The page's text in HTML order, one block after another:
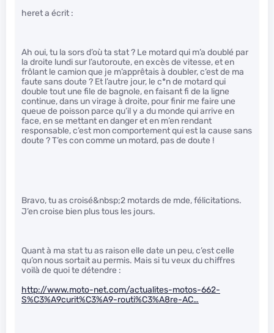
heret a écrit :
Ah oui, tu la sors d’où ta stat ? Le motard qui m’a doublé par
la droite lundi sur l’autoroute, en excès de vitesse, et en
frôlant le camion que je m’apprêtais à doubler, c’est de ma
faute sans doute ? Et l’autre jour, le c*n de motard qui
double tout une file de bagnole, en faisant fi de la ligne
continue, dans un virage à droite, pour finir me faire une
queue de poisson parce qu’il y a du monde qui arrive en
face, en se mettant en danger et en m’en rendant
responsable, c’est mon comportement qui est la cause sans
doute ? T’es con comme un motard, pas de doute !
Bravo, tu as croisé&nbsp;2 motards de mde, félicitations.
J’en croise bien plus tous les jours.
Quant à ma stat tu as raison elle date un peu, c’est celle
qu’on nous sortait au permis. Mais si tu veux du chiffres
voilà de quoi te détendre :
http://www.moto-net.com/actualites-motos-662-
S%C3%A9curit%C3%A9-routi%C3%A8re-AC…